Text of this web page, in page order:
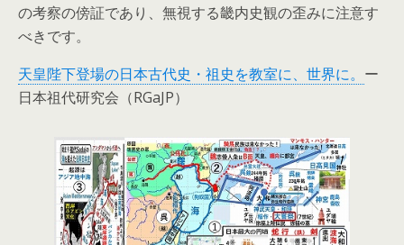
の考察の傍証であり、無視する畿内史観の歪みに注意す
べきです。
天皇陛下登場の日本古代史・祖史を教室に、世界に。 ー
日本祖代研究会（RGaJP）